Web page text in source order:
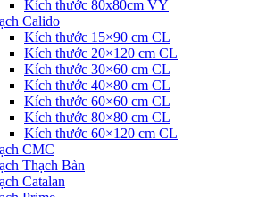
Kích thước 80x80cm VY
Calido
Kích thước 15×90 cm CL
Kích thước 20×120 cm CL
Kích thước 30×60 cm CL
Kích thước 40×80 cm CL
Kích thước 60×60 cm CL
Kích thước 80×80 cm CL
Kích thước 60×120 cm CL
CMC
Thạch Bàn
Catalan